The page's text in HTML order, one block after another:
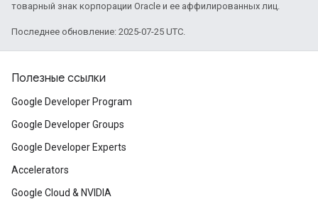
товарный знак корпорации Oracle и ее аффилированных лиц.
Последнее обновление: 2025-07-25 UTC.
Полезные ссылки
Google Developer Program
Google Developer Groups
Google Developer Experts
Accelerators
Google Cloud & NVIDIA